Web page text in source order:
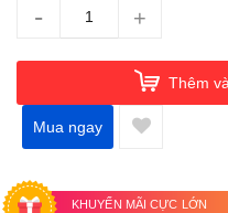
- +
Thêm
Mua ngay
KHUYẾN MÃI CỰC LỚN